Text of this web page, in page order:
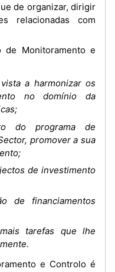
de organizar, dirigir
relacionadas com
a harmonizar os
no domínio da
do programa de
promover a sua
de investimento
de financiamentos
tarefas que lhe